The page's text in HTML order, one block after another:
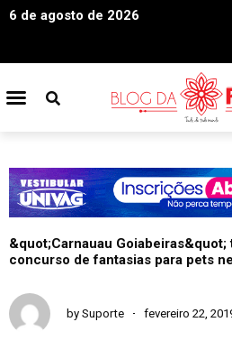
6 de agosto de 2026
&quot;Carnauau Goiabeiras&quot;
concurso de fantasias para pets
by Suporte fevereiro 22,